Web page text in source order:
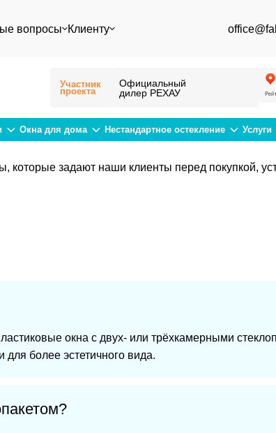
вопросы Клиенту
Участник
проекта
Официальный
дилер РЕХАУ
Окна для дома Нестандартное остекление Услуги
задают наши клиенты перед покупкой,
окна с двух- или трёхкамерными
более эстетичного вида.